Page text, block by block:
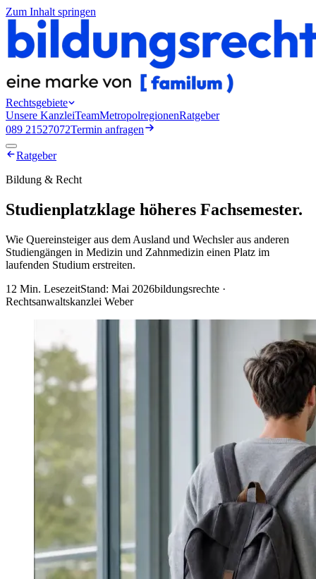
Zum Inhalt springen
Rechtsgebiete
Unsere KanzleiTeamMetropolregionenRatgeber
089 21527072Termin anfragen
Ratgeber
Bildung & Recht
Studienplatzklage höheres Fachsemester.
Wie Quereinsteiger aus dem Ausland und Wechsler aus anderen
Studiengängen in Medizin und Zahnmedizin einen Platz im
laufenden Studium erstreiten.
12 Min. LesezeitStand: Mai 2026bildungsrechte ·
Rechtsanwaltskanzlei Weber